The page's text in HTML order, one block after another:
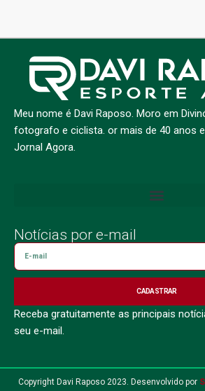
Meu nome é Davi Raposo. Moro em
fotografo e ciclista. or mais de 40 anos
Jornal Agora.
Notícias por e-mail
CADASTRAR
Receba gratuitamente as principais
seu e-mail.
Copyright Davi Raposo 2023. Desenvolvido por